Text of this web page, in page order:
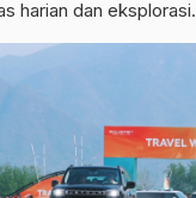
harian dan eksplorasi.